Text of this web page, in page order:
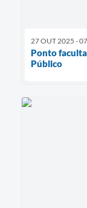
27 OUT 2025 -
Ponto
Público